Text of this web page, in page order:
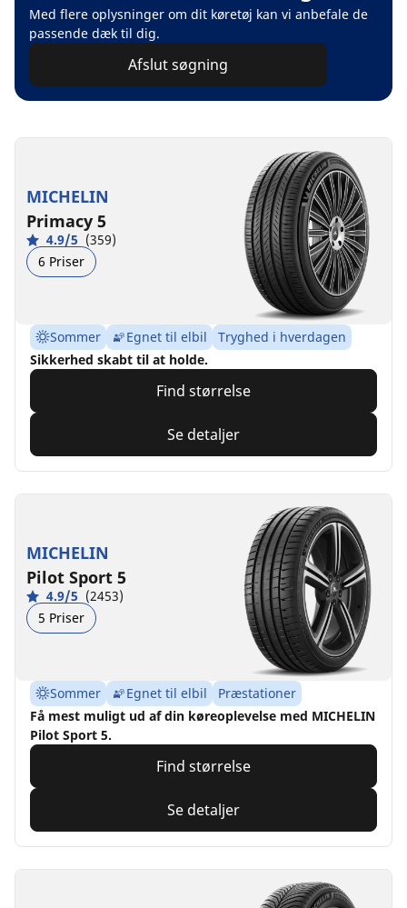
Med flere oplysninger om dit køretøj kan vi anbefale de
passende dæk til dig.
Afslut søgning
MICHELIN
Primacy 5
4.9/5 (359)
6 Priser
Sommer Egnet til elbil
Tryghed i hverdagen
Sikkerhed skabt til at holde.
Find størrelse
Se detaljer
MICHELIN
Pilot Sport 5
4.9/5 (2453)
5 Priser
Sommer Egnet til elbil
Præstationer
Få mest muligt ud af din køreoplevelse med MICHELIN
Pilot Sport 5.
Find størrelse
Se detaljer